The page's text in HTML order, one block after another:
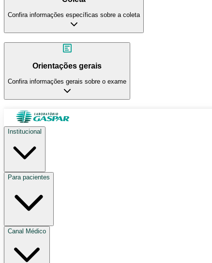
Confira informações específicas sobre a coleta
Orientações gerais
Confira informações gerais sobre o exame
Institucional
Para pacientes
Canal Médico